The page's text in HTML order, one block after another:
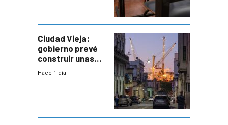
Ciudad Vieja:
gobierno prevé
construir unas
mil viviendas en
Hace 1 día